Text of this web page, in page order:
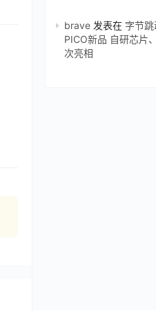
brave 发表在 字节
PICO新品 自研芯片
次亮相